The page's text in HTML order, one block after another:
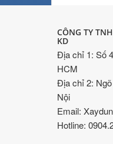
CÔNG TY
KD
Địa chỉ 1: Số
HCM
Địa chỉ 2:
Nội
Email:
Hotline: